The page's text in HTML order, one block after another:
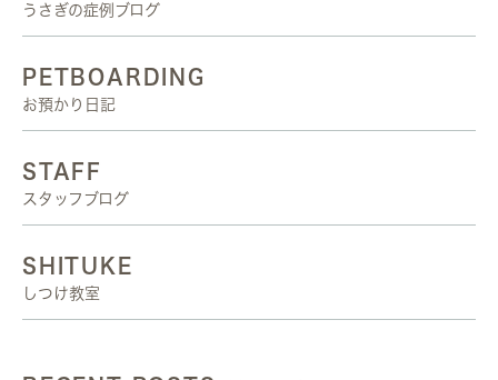
うさぎの症例ブログ
PETBOARDING
お預かり日記
STAFF
スタッフブログ
SHITUKE
しつけ教室